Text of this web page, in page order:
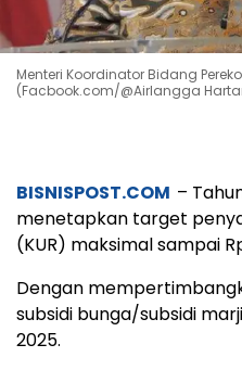
Menteri Koordinator Bidang
(Facbook.com/@Airlangga
BISNISPOST.COM –
menetapkan target
(KUR) maksimal sampai
Dengan
subsidi bunga/subsidi
2025.